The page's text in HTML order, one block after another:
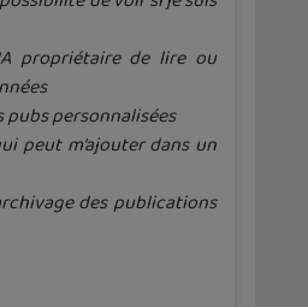
propriétaire de lire ou
pubs personnalisées
peut m’ajouter dans un
des publications